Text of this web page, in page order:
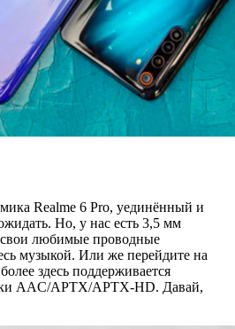
Realme 6 Pro, уединённый и
Но, у нас есть 3,5 мм
свои любимые проводные
музыкой. Или же перейдите на
здесь поддерживается
AAC/APTX/APTX-HD. Давай,